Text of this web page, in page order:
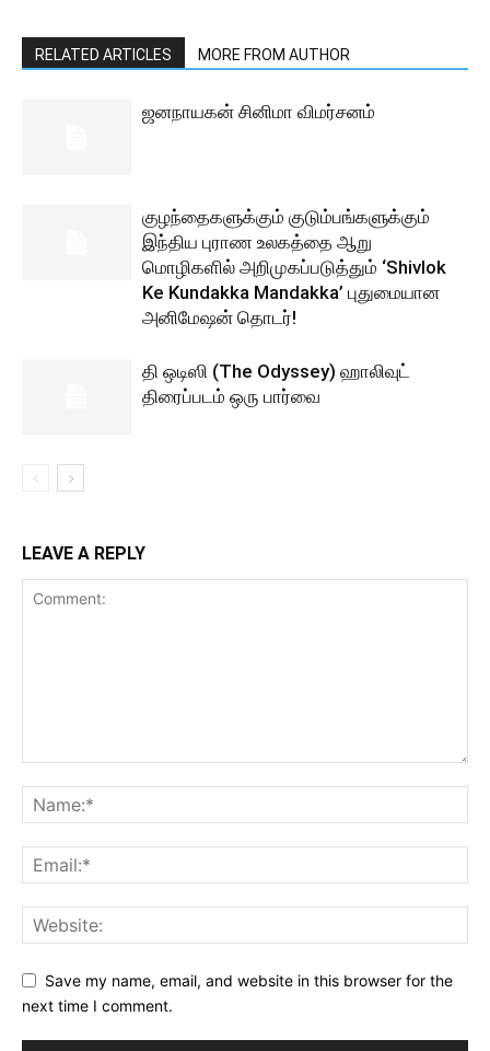
RELATED ARTICLES MORE FROM AUTHOR
ஜனநாயகன் சினிமா விமர்சனம்
குழந்தைகளுக்கும் குடும்பங்களுக்கும்
இந்திய புராண உலகத்தை ஆறு
மொழிகளில் அறிமுகப்படுத்தும் ‘Shivlok
Ke Kundakka Mandakka’ புதுமையான
அனிமேஷன் தொடர்!
தி ஒடிஸி (The Odyssey) ஹாலிவுட்
திரைப்படம் ஒரு பார்வை
LEAVE A REPLY
Save my name, email, and website in this browser for the
next time I comment.